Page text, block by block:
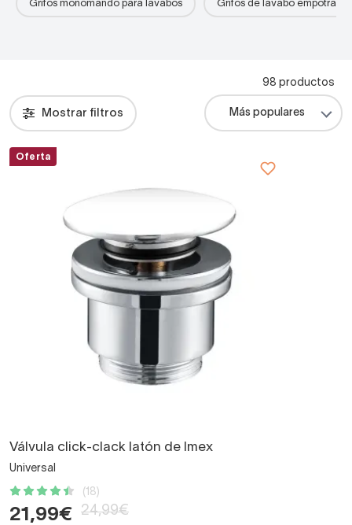
Grifos monomando para lavabos Grifos de lavabo
Mostrar filtros
98 productos
Oferta
Válvula click-clack latón de Imex
Universal
(18)
21,99€ 24,99€